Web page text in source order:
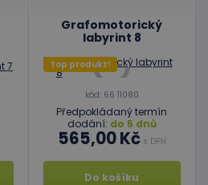
Grafomotorický
labyrint 8
Top produkt!
kód: 66 11080
Předpokládaný termín
dodání: do 5 dnů
565,00 Kčs DPH
Do košíku